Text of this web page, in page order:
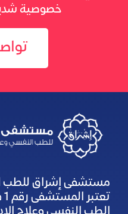
خصوصية
مستشفى إشراق للطب